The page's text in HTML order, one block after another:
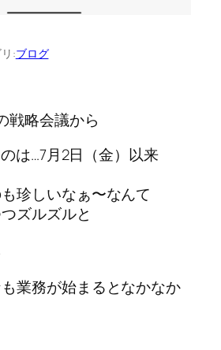
:ブログ
戦略会議から
は…7月2日（金）以来
珍しいなぁ〜なんて
ズルズルと
業務が始まるとなかなか